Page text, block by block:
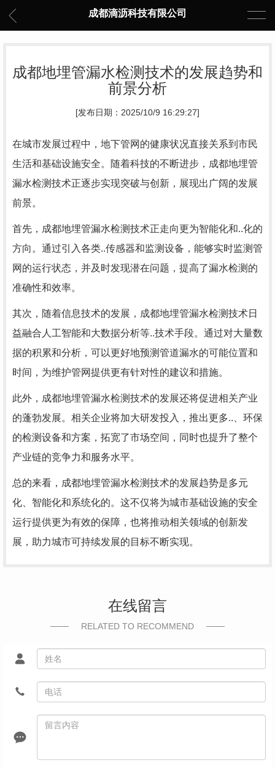
成都滴沥科技有限公司
成都地埋管漏水检测技术的发展趋势和
前景分析
[发布日期：2025/10/9 16:29:27]
在城市发展过程中，地下管网的健康状况直接关系到市民
生活和基础设施安全。随着科技的不断进步，成都地埋管
漏水检测技术正逐步实现突破与创新，展现出广阔的发展
前景。
首先，成都地埋管漏水检测技术正走向更为智能化和..化的
方向。通过引入各类..传感器和监测设备，能够实时监测管
网的运行状态，并及时发现潜在问题，提高了漏水检测的
准确性和效率。
其次，随着信息技术的发展，成都地埋管漏水检测技术日
益融合人工智能和大数据分析等..技术手段。通过对大量数
据的积累和分析，可以更好地预测管道漏水的可能位置和
时间，为维护管网提供更有针对性的建议和措施。
此外，成都地埋管漏水检测技术的发展还将促进相关产业
的蓬勃发展。相关企业将加大研发投入，推出更多..、环保
的检测设备和方案，拓宽了市场空间，同时也提升了整个
产业链的竞争力和服务水平。
总的来看，成都地埋管漏水检测技术的发展趋势是多元
化、智能化和系统化的。这不仅将为城市基础设施的安全
运行提供更为有效的保障，也将推动相关领域的创新发
展，助力城市可持续发展的目标不断实现。
在线留言
RELATED TO RECOMMEND